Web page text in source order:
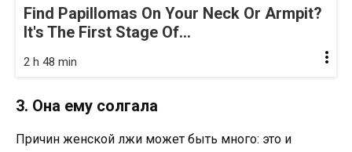
Find Papillomas On Your Neck Or Armpit?
It's The First Stage Of...
2 h 48 min
3. Она ему солгала
Причин женской лжи может быть много: это и